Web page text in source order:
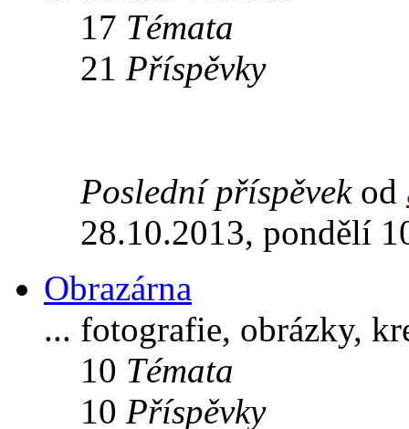
17 Témata
21 Příspěvky
Poslední příspěvekod
28.10.2013, pondělí
Obrazárna
... fotografie, obrázky,
10 Témata
10 Příspěvky